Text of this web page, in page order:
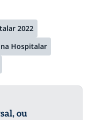
2022
Hospitalar
ou